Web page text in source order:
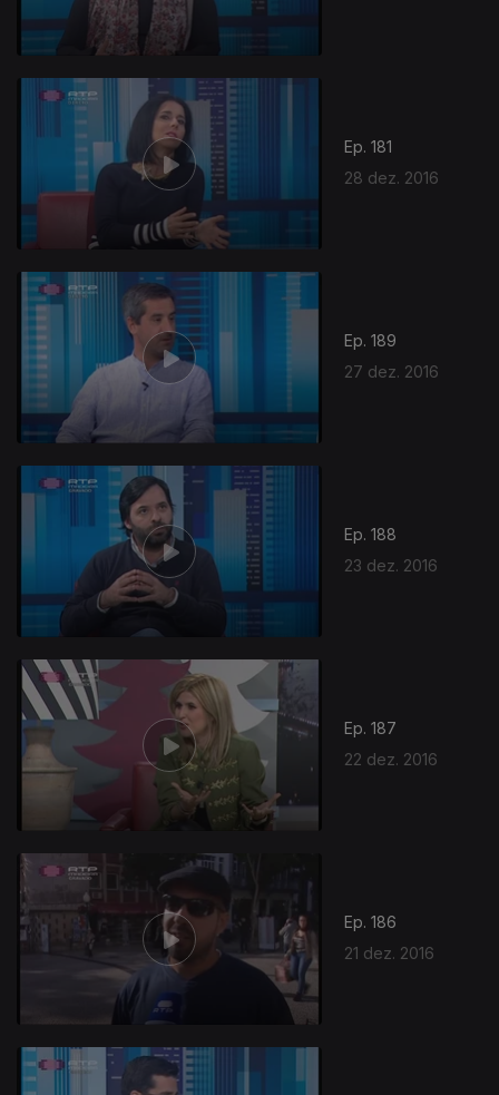
Ep. 181
28 dez. 2016
Ep. 189
27 dez. 2016
Ep. 188
23 dez. 2016
Ep. 187
22 dez. 2016
Ep. 186
21 dez. 2016